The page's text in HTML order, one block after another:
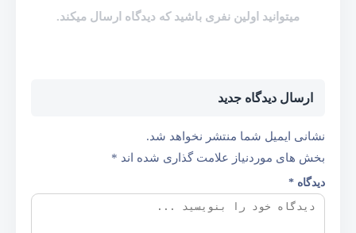
میتوانید اولین نفری باشید که دیدگاه ارسال میکند.
ارسال دیدگاه جدید
نشانی ایمیل شما منتشر نخواهد شد.
بخش های موردنیاز علامت گذاری شده اند *
دیدگاه *